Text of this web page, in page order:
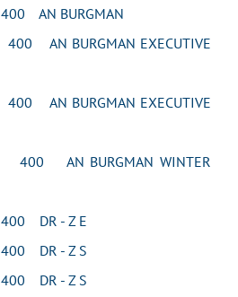
AN BURGMAN
AN BURGMAN EXECUTIVE
AN BURGMAN EXECUTIVE
AN BURGMAN WINTER
DR - Z E
DR - Z S
DR - Z S